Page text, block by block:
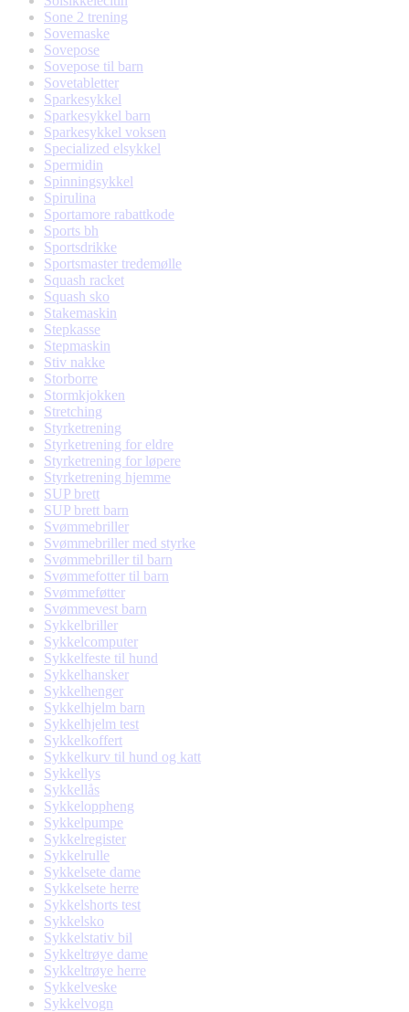
Sone 2 trening
Sovemaske
Sovepose
Sovepose til barn
Sovetabletter
Sparkesykkel
Sparkesykkel barn
Sparkesykkel voksen
Specialized elsykkel
Spermidin
Spinningsykkel
Spirulina
Sportamore rabattkode
Sports bh
Sportsdrikke
Sportsmaster tredemølle
Squash racket
Squash sko
Stakemaskin
Stepkasse
Stepmaskin
Stiv nakke
Storborre
Stormkjokken
Stretching
Styrketrening
Styrketrening for eldre
Styrketrening for løpere
Styrketrening hjemme
SUP brett
SUP brett barn
Svømmebriller
Svømmebriller med styrke
Svømmebriller til barn
Svømmefotter til barn
Svømmeføtter
Svømmevest barn
Sykkelbriller
Sykkelcomputer
Sykkelfeste til hund
Sykkelhansker
Sykkelhenger
Sykkelhjelm barn
Sykkelhjelm test
Sykkelkoffert
Sykkelkurv til hund og katt
Sykkellys
Sykkellås
Sykkeloppheng
Sykkelpumpe
Sykkelregister
Sykkelrulle
Sykkelsete dame
Sykkelsete herre
Sykkelshorts test
Sykkelsko
Sykkelstativ bil
Sykkeltrøye dame
Sykkeltrøye herre
Sykkelveske
Sykkelvogn